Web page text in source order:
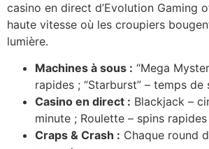
casino en direct d’Evolution Gaming
haute vitesse où les croupiers
lumière.
Machines à sous : “Mega
rapides ; “Starburst” – temps de
Casino en direct : Blackjack –
minute ; Roulette – spins
Craps & Crash : Chaque round